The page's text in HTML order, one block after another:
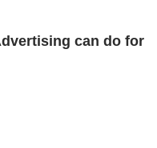
can do for